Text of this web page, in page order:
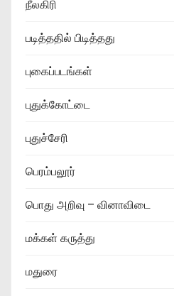
நீலகிரி
படித்ததில் பிடித்தது
புகைப்படங்கள்
புதுக்கோட்டை
புதுச்சேரி
பெரம்பலூர்
பொது அறிவு – வினாவிடை
மக்கள் கருத்து
மதுரை